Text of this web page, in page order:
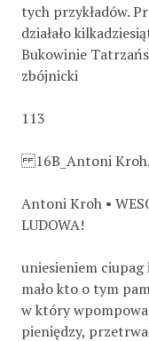
tych przykładów.
działało
Bukowinie
zbójnicki
113
16B_Antoni
Antoni Kroh •
LUDOWA!
uniesieniem ciupag
mało kto o tym
w który
pieniędzy,